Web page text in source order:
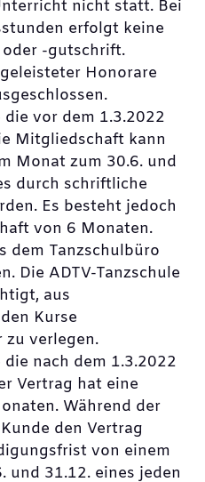
nicht statt. Bei
erfolgt keine
-gutschrift.
Honorare
vor dem 1.3.2022
Mitgliedschaft kann
Monat zum 30.6. und
durch schriftliche
Es besteht jedoch
von 6 Monaten.
dem Tanzschulbüro
Die ADTV-Tanzschule
aus
Kurse
zu verlegen.
nach dem 1.3.2022
Vertrag hat eine
Während der
den Vertrag
von einem
und 31.12. eines jeden